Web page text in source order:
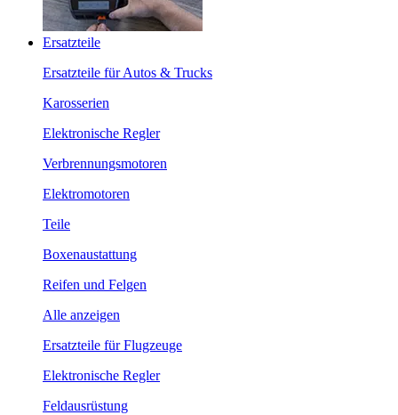
Ersatzteile
Ersatzteile für Autos & Trucks
Karosserien
Elektronische Regler
Verbrennungsmotoren
Elektromotoren
Teile
Boxenaustattung
Reifen und Felgen
Alle anzeigen
Ersatzteile für Flugzeuge
Elektronische Regler
Feldausrüstung